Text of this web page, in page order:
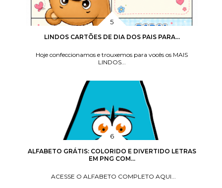
LINDOS CARTÕES DE DIA DOS PAIS PARA...
Hoje confeccionamos e trouxemos para vocês os MAIS
LINDOS...
ALFABETO GRÁTIS: COLORIDO E DIVERTIDO LETRAS
EM PNG COM...
ACESSE O ALFABETO COMPLETO AQUI...